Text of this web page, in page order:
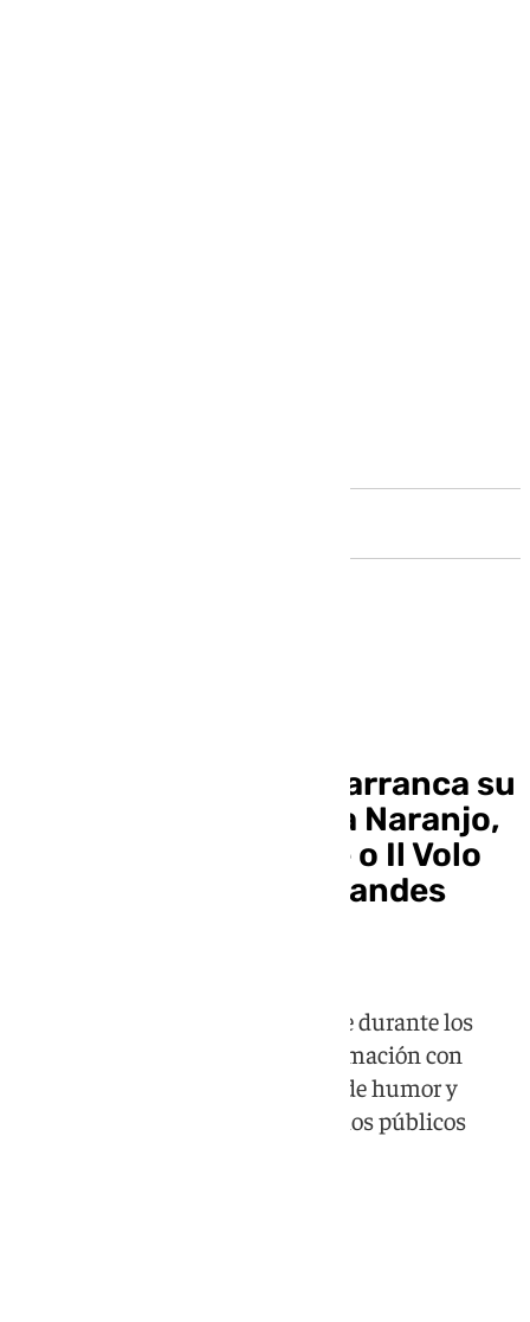
El 101 Music Festival arranca su
sexta edición: Mónica Naranjo,
Guitarricadelafuente o Il Volo
son algunos de los grandes
La Plaza de Toros de Málaga acoge durante los
meses de junio y julio una programación con
grandes conciertos, espectáculos de humor y
propuestas familiares para todos los públicos